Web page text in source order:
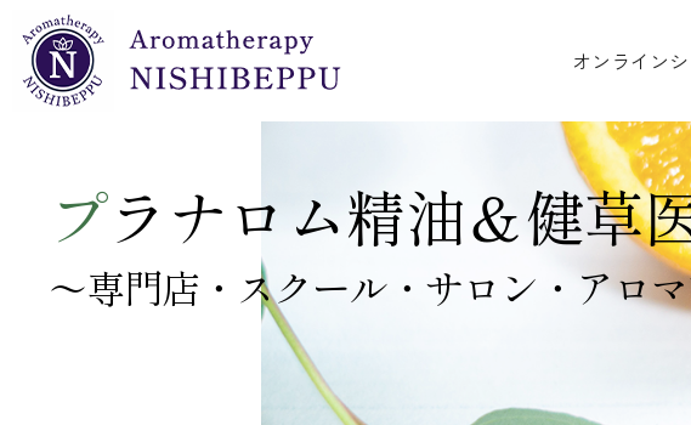
オンライン
プラナロム精油＆健草
～専門店・スクール・サロン・アロ